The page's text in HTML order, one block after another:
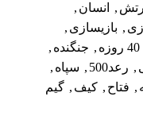
ارتش , انسان ,
, بازیسازی ,
, جنگنده ,
, رعد500 , سپاه ,
, فتاح , کیف , گیم